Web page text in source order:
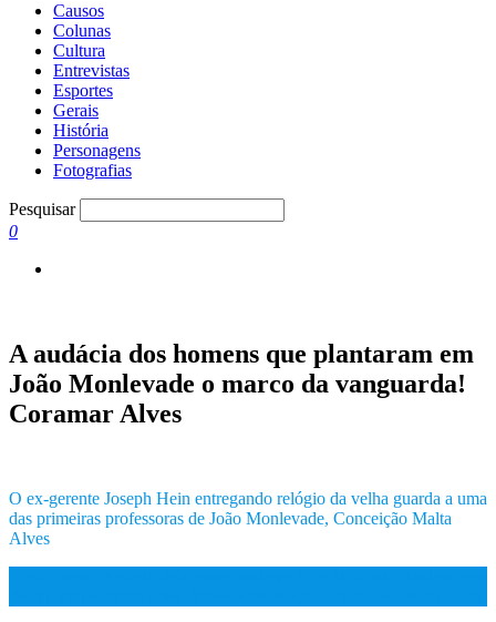
Causos
Colunas
Cultura
Entrevistas
Esportes
Gerais
História
Personagens
Fotografias
Pesquisar
0
A audácia dos homens que plantaram em
João Monlevade o marco da vanguarda!
Coramar Alves
O ex-gerente Joseph Hein entregando relógio da velha guarda a uma
das primeiras professoras de João Monlevade, Conceição Malta
Alves